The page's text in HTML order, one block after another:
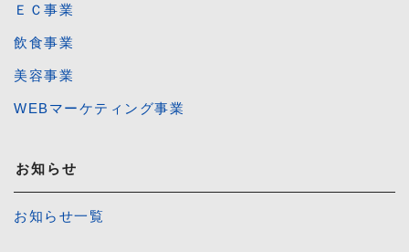
ＥＣ事業
飲食事業
美容事業
WEBマーケティング事業
お知らせ
お知らせ一覧